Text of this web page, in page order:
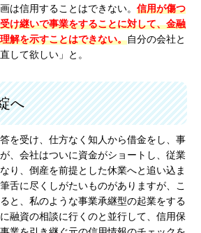
は信用することはできない。 信用が傷つ
け継いで事業をすることに対して、金融
解を示すことはできない。自分の会社と
して欲しい」と。
へ
を受け、仕方なく知人から借金をし、事
、会社はついに資金がショートし、従業
り、倒産を前提とした休業へと追い込ま
舌に尽くしがたいものがありますが、こ
と、私のような事業承継型の起業をする
融資の相談に行くのと並行して、信用保